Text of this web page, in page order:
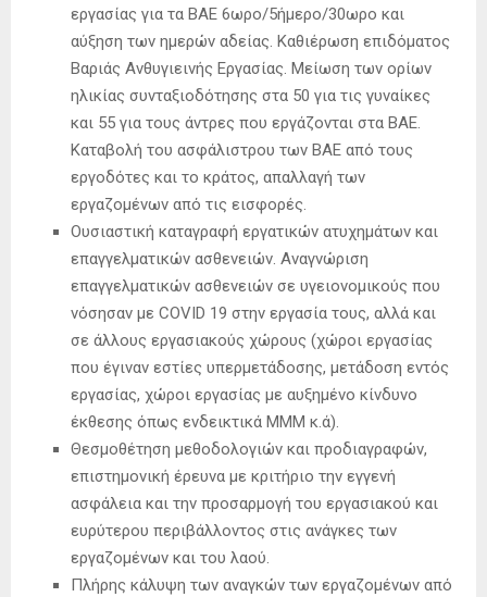
εργασίας για τα ΒΑΕ 6ωρο/5ήμερο/30ωρο και
αύξηση των ημερών αδείας. Καθιέρωση επιδόματος
Βαριάς Ανθυγιεινής Εργασίας. Μείωση των ορίων
ηλικίας συνταξιοδότησης στα 50 για τις γυναίκες
και 55 για τους άντρες που εργάζονται στα ΒΑΕ.
Καταβολή του ασφάλιστρου των ΒΑΕ από τους
εργοδότες και το κράτος, απαλλαγή των
εργαζομένων από τις εισφορές.
Ουσιαστική καταγραφή εργατικών ατυχημάτων και
επαγγελματικών ασθενειών. Αναγνώριση
επαγγελματικών ασθενειών σε υγειονομικούς που
νόσησαν με COVID 19 στην εργασία τους, αλλά και
σε άλλους εργασιακούς χώρους (χώροι εργασίας
που έγιναν εστίες υπερμετάδοσης, μετάδοση εντός
εργασίας, χώροι εργασίας με αυξημένο κίνδυνο
έκθεσης όπως ενδεικτικά ΜΜΜ κ.ά).
Θεσμοθέτηση μεθοδολογιών και προδιαγραφών,
επιστημονική έρευνα με κριτήριο την εγγενή
ασφάλεια και την προσαρμογή του εργασιακού και
ευρύτερου περιβάλλοντος στις ανάγκες των
εργαζομένων και του λαού.
Πλήρης κάλυψη των αναγκών των εργαζομένων από